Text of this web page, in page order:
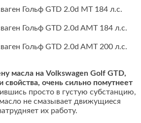
Гольф GTD 2.0d MT 184 л.с.
Гольф GTD 2.0d AMT 184 л.с.
Гольф GTD 2.0d AMT 200 л.с.
масла на Volkswagen Golf GTD,
свойства, очень сильно помутнеет
просто в густую субстанцию,
масло не смазывает движущиеся
их работу.